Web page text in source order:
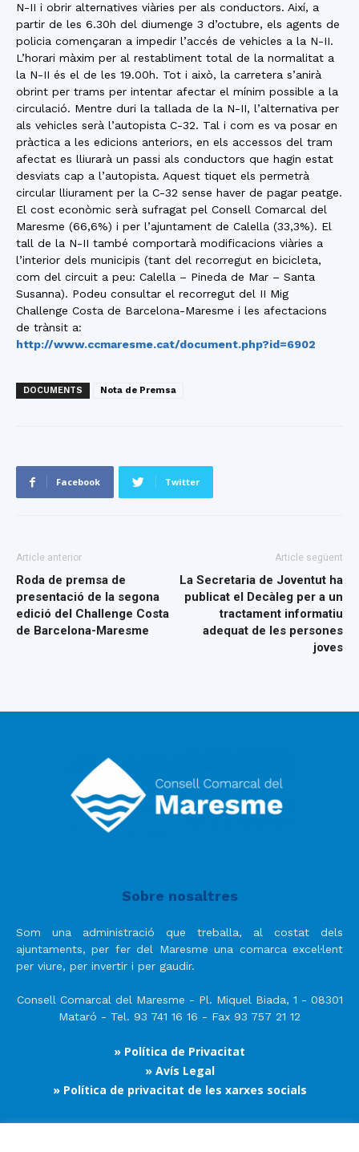
N-II i obrir alternatives viàries per als conductors. Així, a
partir de les 6.30h del diumenge 3 d’octubre, els agents de
policia començaran a impedir l’accés de vehicles a la N-II.
L’horari màxim per al restabliment total de la normalitat a
la N-II és el de les 19.00h. Tot i això, la carretera s’anirà
obrint per trams per intentar afectar el mínim possible a la
circulació. Mentre duri la tallada de la N-II, l’alternativa per
als vehicles serà l’autopista C-32. Tal i com es va posar en
pràctica a les edicions anteriors, en els accessos del tram
afectat es lliurarà un passi als conductors que hagin estat
desviats cap a l’autopista. Aquest tiquet els permetrà
circular lliurament per la C-32 sense haver de pagar peatge.
El cost econòmic serà sufragat pel Consell Comarcal del
Maresme (66,6%) i per l’ajuntament de Calella (33,3%). El
tall de la N-II també comportarà modificacions viàries a
l’interior dels municipis (tant del recorregut en bicicleta,
com del circuit a peu: Calella – Pineda de Mar – Santa
Susanna). Podeu consultar el recorregut del II Mig
Challenge Costa de Barcelona-Maresme i les afectacions
de trànsit a:
http://www.ccmaresme.cat/document.php?id=6902
DOCUMENTS Nota de Premsa
Facebook Twitter
Article anterior
Roda de premsa de
presentació de la segona
edició del Challenge Costa
de Barcelona-Maresme
Article següent
La Secretaria de Joventut ha
publicat el Decàleg per a un
tractament informatiu
adequat de les persones
joves
Sobre nosaltres
Som una administració que treballa, al costat dels
ajuntaments, per fer del Maresme una comarca excel·lent
per viure, per invertir i per gaudir.
Consell Comarcal del Maresme - Pl. Miquel Biada, 1 - 08301
Mataró - Tel. 93 741 16 16 - Fax 93 757 21 12
» Política de Privacitat
» Avís Legal
» Política de privacitat de les xarxes socials